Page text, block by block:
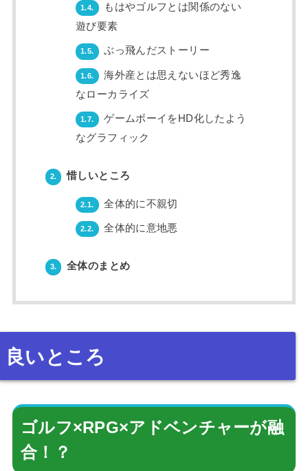
1.4.
もはやゴルフとは関係のない
遊び要素
1.5. ぶっ飛んだストーリー
1.6.
海外産とは思えないほど秀逸
なローカライズ
1.7.
ゲームボーイをHD化したよう
なグラフィック
2. 惜しいところ
2.1. 全体的に不親切
2.2. 全体的に意地悪
3. 全体のまとめ
良いところ
ゴルフ×RPG×アドベンチャーが融
合！？